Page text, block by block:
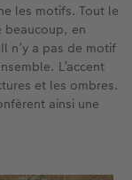
les motifs. Tout le
beaucoup, en
n’y a pas de motif
L’accent
et les ombres.
ainsi une